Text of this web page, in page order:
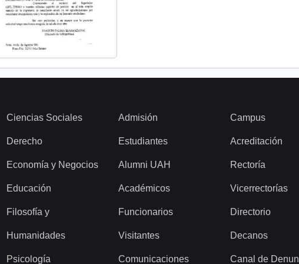
Ciencias Sociales
Derecho
Economía y Negocios
Educación
Filosofía y
Humanidades
Psicología
Admisión
Estudiantes
Alumni UAH
Académicos
Funcionarios
Visitantes
Comunicaciones
Campus
Acreditación
Rectoría
Vicerrectorías
Directorio
Decanos
Canal de